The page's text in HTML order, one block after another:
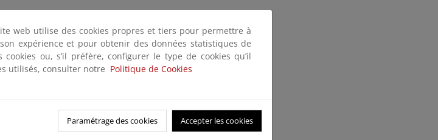
web utilise des cookies propres et tiers pour permettre à
expérience et pour obtenir des données statistiques de
ou, s’il préfère, configurer le type de cookies qu’il
utilisés, consulter notre Politique de Cookies
Paramétrage des cookies Accepter les cookies